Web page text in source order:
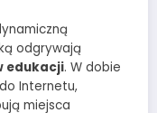
odgrywają
edukacji. W dobie
Internetu,
miejsca